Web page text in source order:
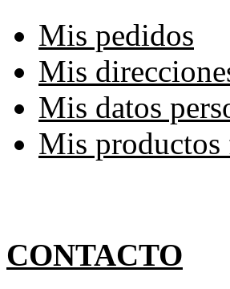
Mis pedidos
Mis
Mis datos
Mis
CONTACTO